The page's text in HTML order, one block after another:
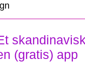
(gratis) app